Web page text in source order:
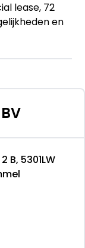
lease, 72
en
dat
(12
B, 5301LW